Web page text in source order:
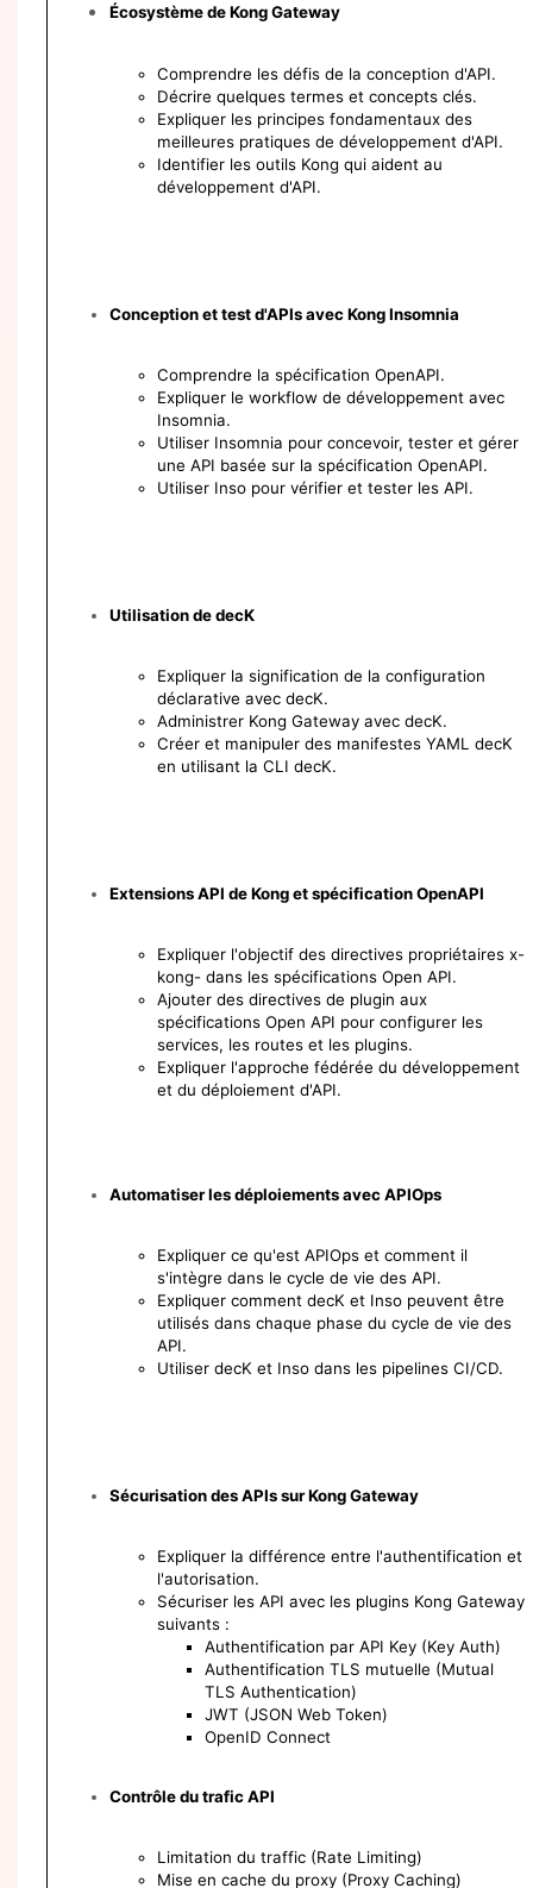
Écosystème de Kong Gateway
Comprendre les défis de la conception d'API.
Décrire quelques termes et concepts clés.
Expliquer les principes fondamentaux des
meilleures pratiques de développement d'API.
Identifier les outils Kong qui aident au
développement d'API.
Conception et test d'APIs avec Kong Insomnia
Comprendre la spécification OpenAPI.
Expliquer le workflow de développement avec
Insomnia.
Utiliser Insomnia pour concevoir, tester et gérer
une API basée sur la spécification OpenAPI.
Utiliser Inso pour vérifier et tester les API.
Utilisation de decK
Expliquer la signification de la configuration
déclarative avec decK.
Administrer Kong Gateway avec decK.
Créer et manipuler des manifestes YAML decK
en utilisant la CLI decK.
Extensions API de Kong et spécification OpenAPI
Expliquer l'objectif des directives propriétaires x-
kong- dans les spécifications Open API.
Ajouter des directives de plugin aux
spécifications Open API pour configurer les
services, les routes et les plugins.
Expliquer l'approche fédérée du développement
et du déploiement d'API.
Automatiser les déploiements avec APIOps
Expliquer ce qu'est APIOps et comment il
s'intègre dans le cycle de vie des API.
Expliquer comment decK et Inso peuvent être
utilisés dans chaque phase du cycle de vie des
API.
Utiliser decK et Inso dans les pipelines CI/CD.
Sécurisation des APIs sur Kong Gateway
Expliquer la différence entre l'authentification et
l'autorisation.
Sécuriser les API avec les plugins Kong Gateway
suivants :
Authentification par API Key (Key Auth)
Authentification TLS mutuelle (Mutual
TLS Authentication)
JWT (JSON Web Token)
OpenID Connect
Contrôle du trafic API
Limitation du traffic (Rate Limiting)
Mise en cache du proxy (Proxy Caching)